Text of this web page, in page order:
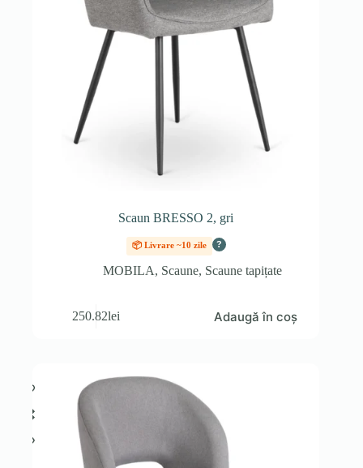
Scaun BRESSO 2, gri
📦 Livrare ~10 zile ?
MOBILA, Scaune, Scaune tapițate
250.82lei Adaugă în coș